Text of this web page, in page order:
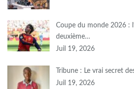
Coupe du monde 2026 :
deuxième…
Juil 19, 2026
Tribune : Le vrai secret
Juil 19, 2026